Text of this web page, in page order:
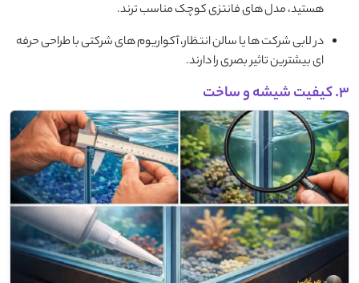
هستید، مدل های فانتزی کوچک مناسب ترند.
در لابی شرکت ها یا سالن انتظار، آکواریوم های شرکتی با طراحی حرفه
ای بیشترین تاثیر بصری را دارند.
3. کیفیت شیشه و ساخت